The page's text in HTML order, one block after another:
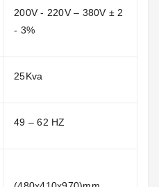
200V - 220V – 380V ± 2
- 3%
25Kva
49 – 62 HZ